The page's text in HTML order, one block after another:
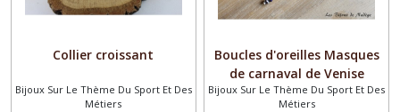
Collier croissant
Bijoux Sur Le Thème Du Sport Et Des
Métiers
Boucles d'oreilles Masques
de carnaval de Venise
Bijoux Sur Le Thème Du Sport Et Des
Métiers